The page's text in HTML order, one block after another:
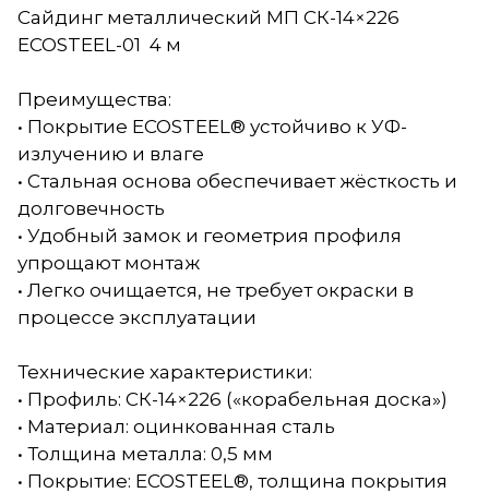
Сайдинг металлический МП СК-14×226
ECOSTEEL-01 4 м
Преимущества:
• Покрытие ECOSTEEL® устойчиво к УФ-
излучению и влаге
• Стальная основа обеспечивает жёсткость и
долговечность
• Удобный замок и геометрия профиля
упрощают монтаж
• Легко очищается, не требует окраски в
процессе эксплуатации
Технические характеристики:
• Профиль: СК-14×226 («корабельная доска»)
• Материал: оцинкованная сталь
• Толщина металла: 0,5 мм
• Покрытие: ECOSTEEL®, толщина покрытия